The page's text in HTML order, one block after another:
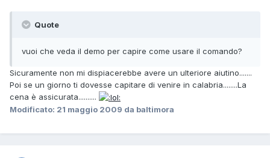
Quote
vuoi che veda il demo per capire come usare il comando?
Sicuramente non mi dispiacerebbe avere un ulteriore aiutino.......
Poi se un giorno ti dovesse capitare di venire in calabria........La
cena è assicurata..........
Modificato: 21 maggio 2009 da baltimora